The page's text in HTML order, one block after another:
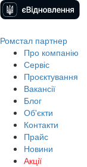
Ромстал партнер
Про компанію
Сервіс
Проєктування
Вакансії
Блог
Об'єкти
Контакти
Прайс
Новини
Акції